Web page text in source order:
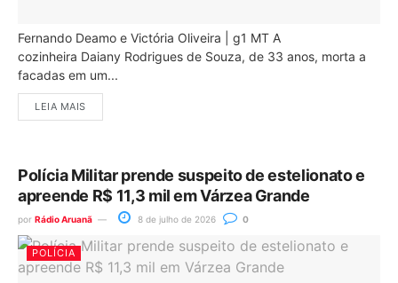
Fernando Deamo e Victória Oliveira | g1 MT A
cozinheira Daiany Rodrigues de Souza, de 33 anos, morta a
facadas em um...
LEIA MAIS
Polícia Militar prende suspeito de estelionato e
apreende R$ 11,3 mil em Várzea Grande
por Rádio Aruanã 8 de julho de 2026 0
POLÍCIA